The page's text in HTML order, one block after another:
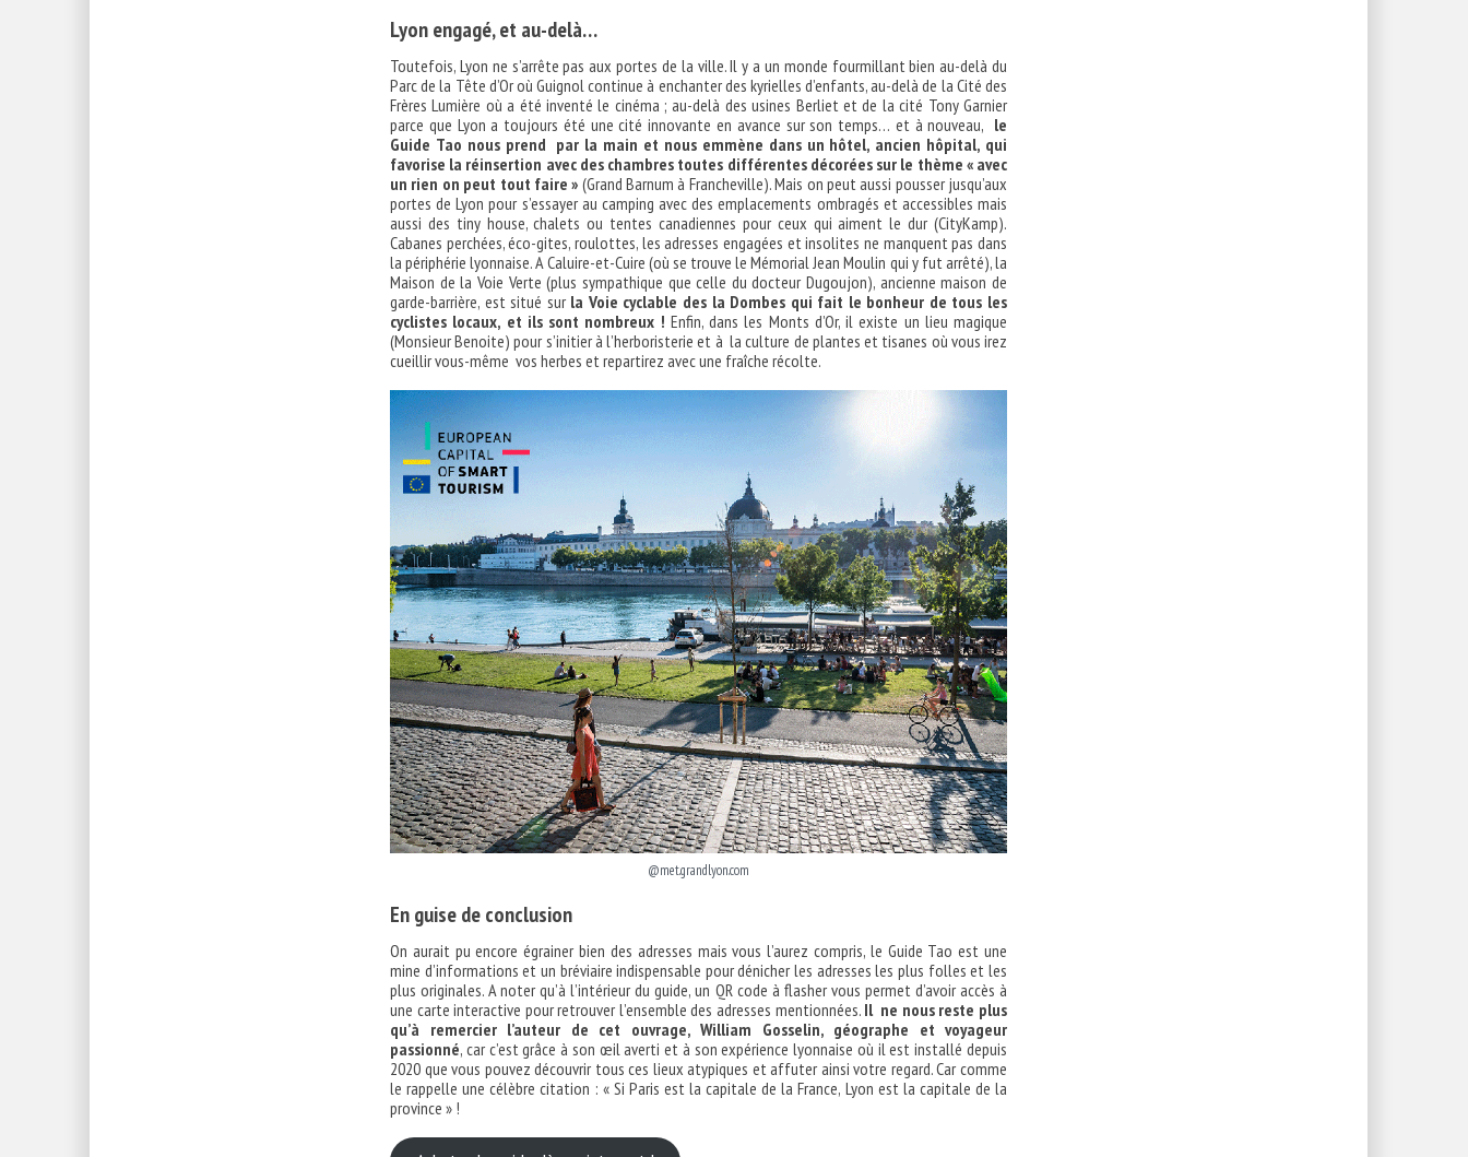
Lyon engagé, et au-delà…
Toutefois, Lyon ne s’arrête pas aux portes de la ville. Il y a un monde fourmillant bien au-delà du
Parc de la Tête d’Or où Guignol continue à enchanter des kyrielles d’enfants, au-delà de la Cité des
Frères Lumière où a été inventé le cinéma ; au-delà des usines Berliet et de la cité Tony Garnier
parce que Lyon a toujours été une cité innovante en avance sur son temps… et à nouveau, le
Guide Tao nous prend par la main et nous emmène dans un hôtel, ancien hôpital, qui
favorise la réinsertion avec des chambres toutes différentes décorées sur le thème « avec
un rien on peut tout faire » (Grand Barnum à Francheville). Mais on peut aussi pousser jusqu’aux
portes de Lyon pour s’essayer au camping avec des emplacements ombragés et accessibles mais
aussi des tiny house, chalets ou tentes canadiennes pour ceux qui aiment le dur (CityKamp).
Cabanes perchées, éco-gites, roulottes, les adresses engagées et insolites ne manquent pas dans
la périphérie lyonnaise. A Caluire-et-Cuire (où se trouve le Mémorial Jean Moulin qui y fut arrêté), la
Maison de la Voie Verte (plus sympathique que celle du docteur Dugoujon), ancienne maison de
garde-barrière, est situé sur la Voie cyclable des la Dombes qui fait le bonheur de tous les
cyclistes locaux, et ils sont nombreux ! Enfin, dans les Monts d’Or, il existe un lieu magique
(Monsieur Benoite) pour s’initier à l’herboristerie et à la culture de plantes et tisanes où vous irez
cueillir vous-même vos herbes et repartirez avec une fraîche récolte.
@met.grandlyon.com
En guise de conclusion
On aurait pu encore égrainer bien des adresses mais vous l’aurez compris, le Guide Tao est une
mine d’informations et un bréviaire indispensable pour dénicher les adresses les plus folles et les
plus originales. A noter qu’à l’intérieur du guide, un QR code à flasher vous permet d’avoir accès à
une carte interactive pour retrouver l’ensemble des adresses mentionnées. Il ne nous reste plus
qu’à remercier l’auteur de cet ouvrage, William Gosselin, géographe et voyageur
passionné, car c’est grâce à son œil averti et à son expérience lyonnaise où il est installé depuis
2020 que vous pouvez découvrir tous ces lieux atypiques et affuter ainsi votre regard. Car comme
le rappelle une célèbre citation : « Si Paris est la capitale de la France, Lyon est la capitale de la
province » !